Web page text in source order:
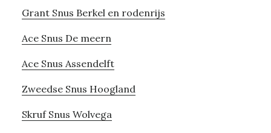
Grant Snus Berkel en rodenrijs
Ace Snus De meern
Ace Snus Assendelft
Zweedse Snus Hoogland
Skruf Snus Wolvega